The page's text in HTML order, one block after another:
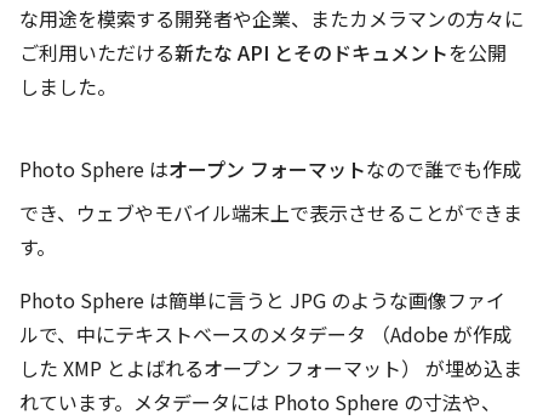
な用途を模索する開発者や企業、またカメラマンの方々に
ご利用いただける新たな API とそのドキュメントを公開
しました。
Photo Sphere はオープン フォーマットなので誰でも作成
でき、ウェブやモバイル端末上で表示させることができま
す。
Photo Sphere は簡単に言うと JPG のような画像ファイ
ルで、中にテキストベースのメタデータ （Adobe が作成
した XMP とよばれるオープン フォーマット） が埋め込ま
れています。メタデータには Photo Sphere の寸法や、